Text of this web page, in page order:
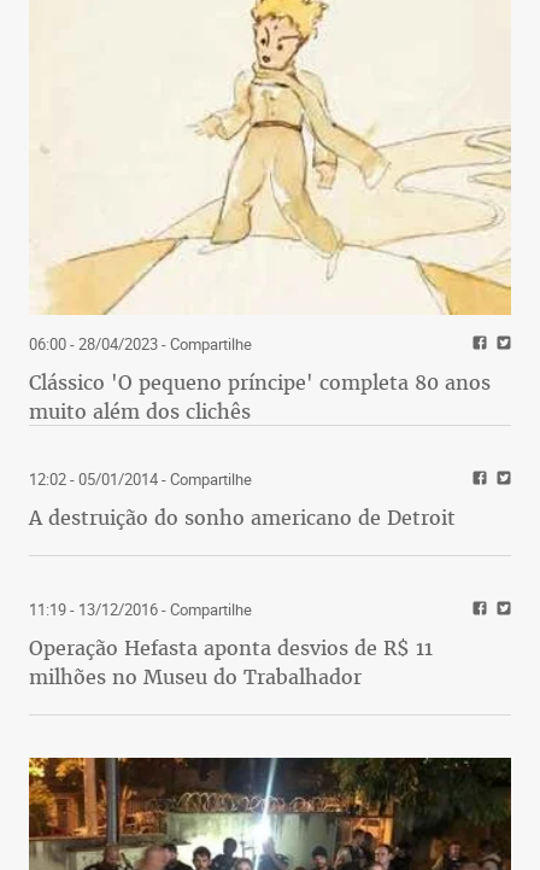
06:00 - 28/04/2023- Compartilhe
Clássico 'O pequeno príncipe' completa 80 anos
muito além dos clichês
12:02 - 05/01/2014- Compartilhe
A destruição do sonho americano de Detroit
11:19 - 13/12/2016- Compartilhe
Operação Hefasta aponta desvios de R$ 11
milhões no Museu do Trabalhador